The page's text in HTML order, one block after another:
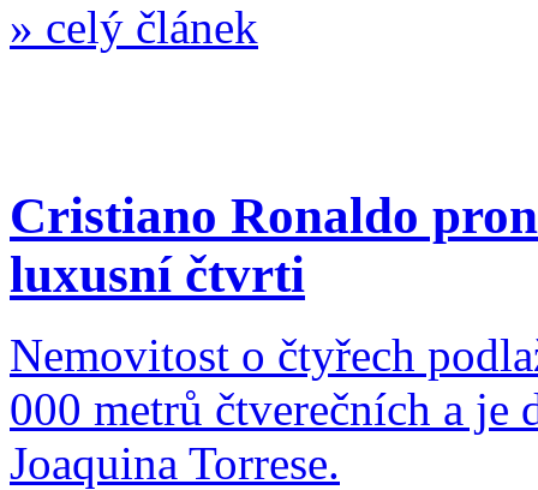
» celý článek
Cristiano Ronaldo
luxusní čtvrti
Nemovitost o čtyřech
000 metrů čtverečních a je
Joaquina Torrese.